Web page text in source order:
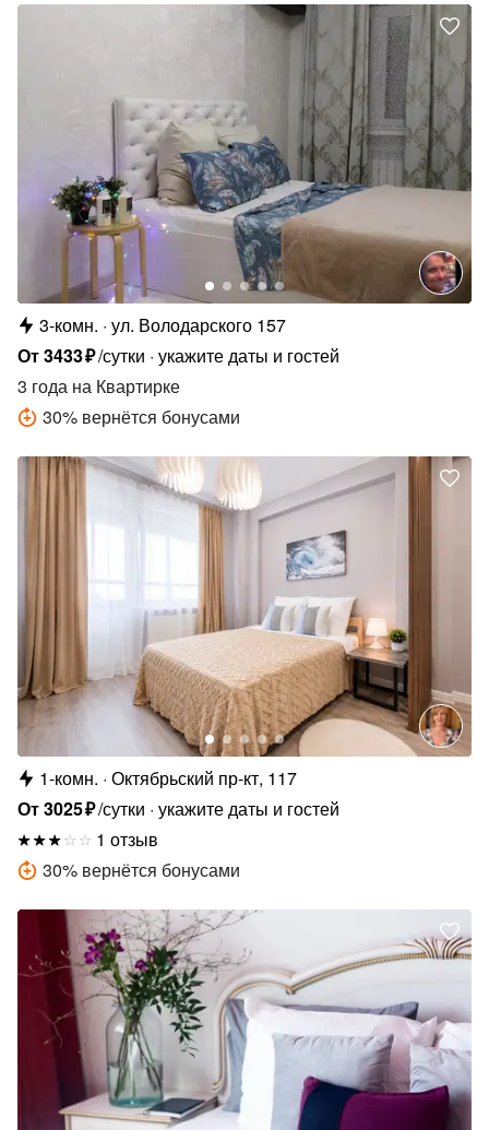
3-комн. ул. Володарского 157
От3433₽/сутки укажите даты и гостей
3 года на Квартирке
30% вернётся бонусами
1-комн. Октябрьский пр-кт, 117
От3025₽/сутки укажите даты и гостей
1 отзыв
30% вернётся бонусами